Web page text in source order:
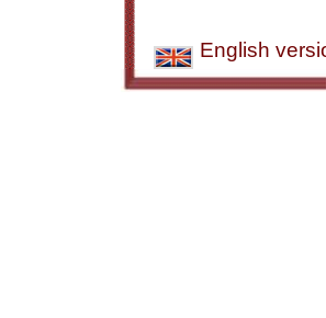
English